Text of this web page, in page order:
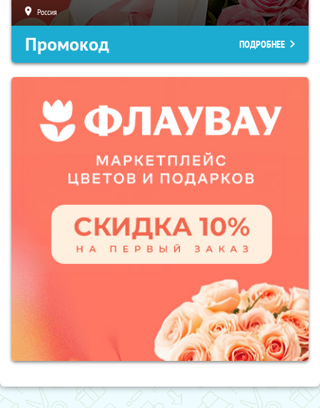
Россия
Промокод ПОДРОБНЕЕ